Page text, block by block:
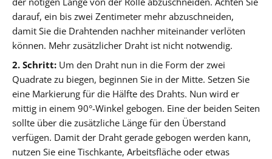
darauf, ein bis zwei Zentimeter mehr abzuschneiden,
damit Sie die Drahtenden nachher miteinander verlöten
können. Mehr zusätzlicher Draht ist nicht notwendig.
2. Schritt: Um den Draht nun in die Form der zwei
Quadrate zu biegen, beginnen Sie in der Mitte. Setzen Sie
eine Markierung für die Hälfte des Drahts. Nun wird er
mittig in einem 90°-Winkel gebogen. Eine der beiden Seiten
sollte über die zusätzliche Länge für den Überstand
verfügen. Damit der Draht gerade gebogen werden kann,
nutzen Sie eine Tischkante, Arbeitsfläche oder etwas